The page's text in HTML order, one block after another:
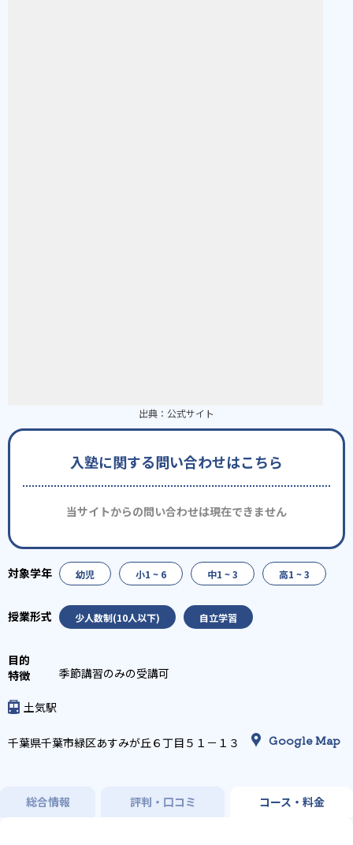
出典： 公式サイト
入塾に関する問い合わせはこちら
当サイトからの問い合わせは現在できません
幼児 小1 ~ 6 中1 ~ 3 高1 ~ 3
少人数制(10人以下) 自立学習
季節講習のみの受講可
土気駅
千葉県千葉市緑区あすみが丘６丁目５１－１３ Google Map
総合情報 評判・口コミ コース・料金